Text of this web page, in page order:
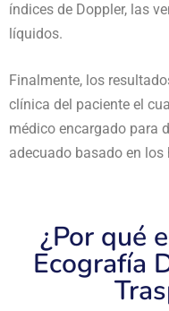
índices de Doppler, las
líquidos.
Finalmente, los
clínica del paciente el
médico encargado para
adecuado basado en
¿Por qué
Ecografía